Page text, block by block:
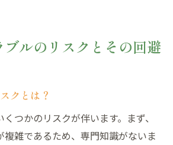
ルのリスクとその回避
クとは？
つかのリスクが伴います。まず、
複雑であるため、専門知識がないま